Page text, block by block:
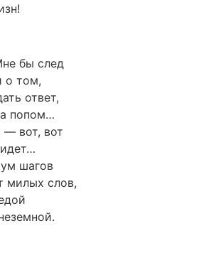
бы след
о том,
ответ,
попом…
вот, вот
шагов
милых слов,